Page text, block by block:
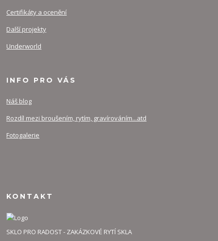
Certifikáty a ocenění
Další projekty
Underworld
INFO PRO VÁS
Náš blog
Rozdíl mezi broušením, rytím, gravírováním...atd
Fotogalerie
KONTAKT
SKLO PRO RADOST - ZAKÁZKOVÉ RYTÍ SKLA